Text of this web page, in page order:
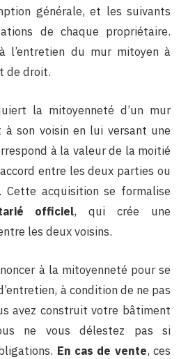
générale, et les suivants
de chaque propriétaire.
à l’entretien du mur mitoyen à
de droit.
la mitoyenneté d’un mur
son voisin en lui versant une
à la valeur de la moitié
entre les deux parties ou
acquisition se formalise
officiel, qui crée une
les deux voisins.
à la mitoyenneté pour se
à condition de ne pas
avez construit votre bâtiment
ne vous délestez pas si
En cas de vente, ces